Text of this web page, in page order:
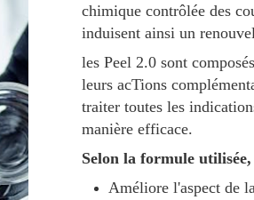
chimique contrôlée des
induisent ainsi un
les Peel 2.0 sont
leurs acTions
traiter toutes les
manière efficace.
Selon la formule
Améliore l'aspect de